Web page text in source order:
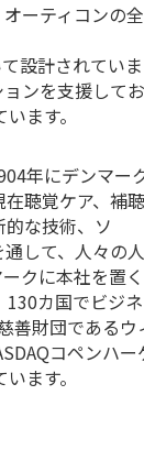
ーティコンの全
設計されていま
ンを支援してお
ます。
年にデンマー
聴覚ケア、補聴
な技術、ソ
して、人々の人
クに本社を置く
カ国でビジネ
善財団であるウ
コペンハー
ます。